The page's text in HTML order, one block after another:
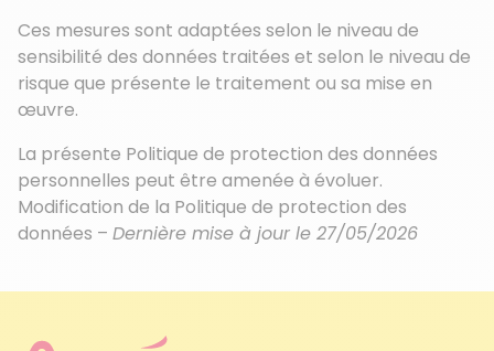
Ces mesures sont adaptées selon le niveau de
sensibilité des données traitées et selon le niveau de
risque que présente le traitement ou sa mise en
œuvre.
La présente Politique de protection des données
personnelles peut être amenée à évoluer.
Modification de la Politique de protection des
données – Dernière mise à jour le 27/05/2026